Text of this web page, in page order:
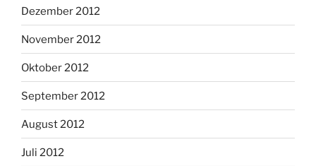
Dezember 2012
November 2012
Oktober 2012
September 2012
August 2012
Juli 2012